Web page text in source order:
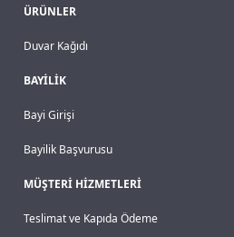
ÜRÜNLER
Duvar Kağıdı
BAYİLİK
Bayi Girişi
Bayilik Başvurusu
MÜŞTERİ HİZMETLERİ
Teslimat ve Kapıda Ödeme